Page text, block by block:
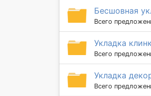
Бесшовная
Всего
Укладка
Всего
Укладка
Всего